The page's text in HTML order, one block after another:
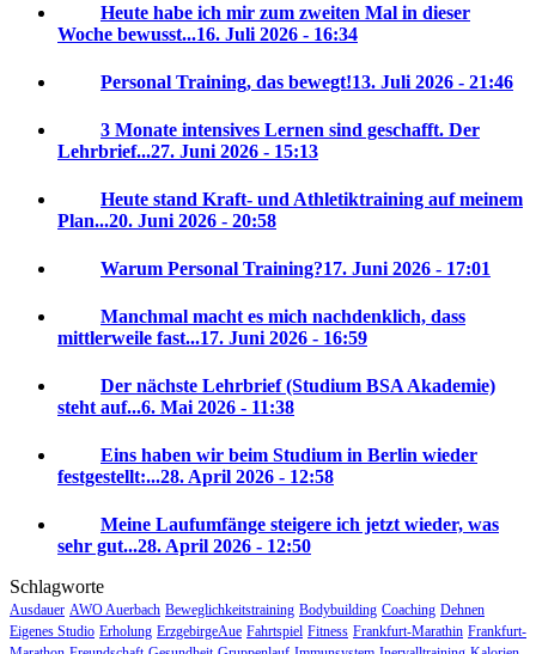
Heute habe ich mir zum zweiten Mal in dieser
Woche bewusst...16. Juli 2026 - 16:34
Personal Training, das bewegt!13. Juli 2026 - 21:46
3 Monate intensives Lernen sind geschafft. Der
Lehrbrief...27. Juni 2026 - 15:13
Heute stand Kraft- und Athletiktraining auf meinem
Plan...20. Juni 2026 - 20:58
Warum Personal Training?17. Juni 2026 - 17:01
Manchmal macht es mich nachdenklich, dass
mittlerweile fast...17. Juni 2026 - 16:59
Der nächste Lehrbrief (Studium BSA Akademie)
steht auf...6. Mai 2026 - 11:38
Eins haben wir beim Studium in Berlin wieder
festgestellt:...28. April 2026 - 12:58
Meine Laufumfänge steigere ich jetzt wieder, was
sehr gut...28. April 2026 - 12:50
Schlagworte
Ausdauer AWO Auerbach Beweglichkeitstraining Bodybuilding Coaching Dehnen
Eigenes Studio Erholung ErzgebirgeAue Fahrtspiel Fitness Frankfurt-Marathin Frankfurt-